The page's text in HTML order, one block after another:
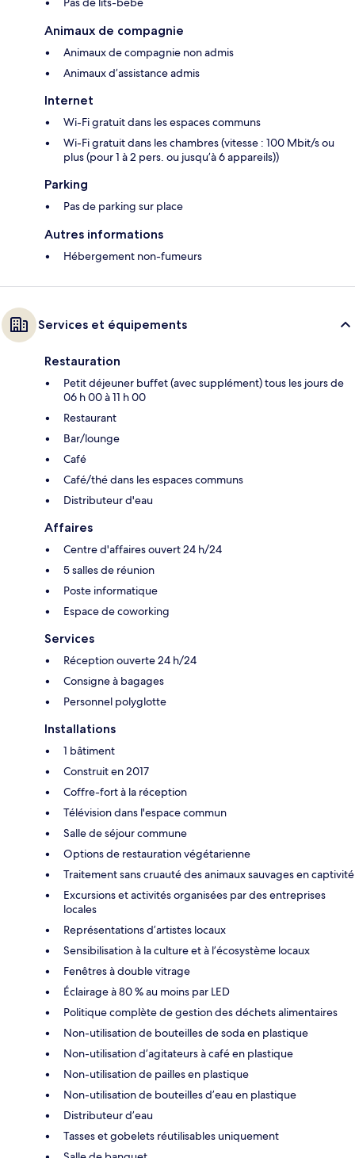
Animaux de compagnie
Animaux de compagnie non admis
Animaux d’assistance admis
Internet
Wi-Fi gratuit dans les espaces communs
Wi-Fi gratuit dans les chambres (vitesse : 100 Mbit/s ou
plus (pour 1 à 2 pers. ou jusqu’à 6 appareils))
Parking
Pas de parking sur place
Autres informations
Hébergement non-fumeurs
Services et équipements
Restauration
Petit déjeuner buffet (avec supplément) tous les jours de
06 h 00 à 11 h 00
Restaurant
Bar/lounge
Café
Café/thé dans les espaces communs
Distributeur d'eau
Affaires
Centre d'affaires ouvert 24 h/24
5 salles de réunion
Poste informatique
Espace de coworking
Services
Réception ouverte 24 h/24
Consigne à bagages
Personnel polyglotte
Installations
1 bâtiment
Construit en 2017
Coffre-fort à la réception
Télévision dans l'espace commun
Salle de séjour commune
Options de restauration végétarienne
Traitement sans cruauté des animaux sauvages en captivité
Excursions et activités organisées par des entreprises
locales
Représentations d’artistes locaux
Sensibilisation à la culture et à l’écosystème locaux
Fenêtres à double vitrage
Éclairage à 80 % au moins par LED
Politique complète de gestion des déchets alimentaires
Non-utilisation de bouteilles de soda en plastique
Non-utilisation d’agitateurs à café en plastique
Non-utilisation de pailles en plastique
Non-utilisation de bouteilles d’eau en plastique
Distributeur d’eau
Tasses et gobelets réutilisables uniquement